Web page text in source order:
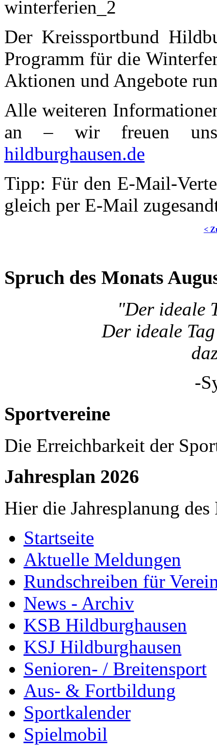
Der Kreissportbund
Programm für die
Aktionen und Angebote
Alle weiteren
an – wir freuen
hildburghausen.de
Tipp: Für den E-Mail-
gleich per E-Mail
<
Spruch des Monats
"Der ideale
Der ideale
-
Sportvereine
Die Erreichbarkeit der
Jahresplan 2026
Hier die Jahresplanung
Startseite
Aktuelle Meldungen
Rundschreiben für
News - Archiv
KSB Hildburghausen
KSJ Hildburghausen
Senioren- / Breitensport
Aus- & Fortbildung
Sportkalender
Spielmobil